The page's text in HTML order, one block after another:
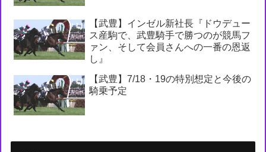
【武豊】インゼル新社長『ドウデュー
ス産駒で、武豊騎手で勝つのが競馬フ
ァン、そして会員さんへの一番の恩返
し』
【武豊】7/18・19の特別想定と今後の
騎乗予定